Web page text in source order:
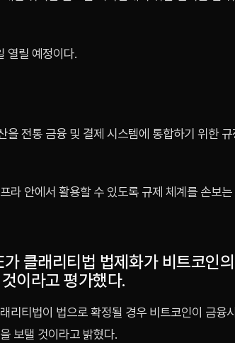
열릴 예정이다.
을 전통 금융 및 결제 시스템에 통합하기 위한
라 안에서 활용할 수 있도록 규제 체계를 손보는
클래리티법 법제화가 비트코인의
이라고 평가했다.
리티법이 법으로 확정될 경우 비트코인이 금융
보탤 것이라고 밝혔다.